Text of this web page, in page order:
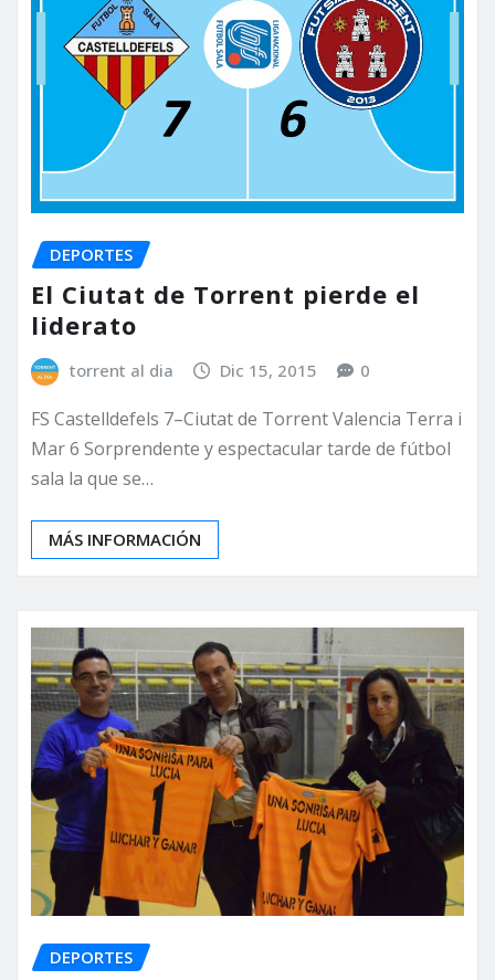
DEPORTES
El Ciutat de Torrent pierde el
liderato
torrent al dia Dic 15, 2015 0
FS Castelldefels 7–Ciutat de Torrent Valencia Terra i
Mar 6 Sorprendente y espectacular tarde de fútbol
sala la que se…
MÁS INFORMACIÓN
DEPORTES